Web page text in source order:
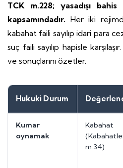
TCK m.228; yasadışı
kapsamındadır. Her iki
kabahat faili sayılıp idari para
suç faili sayılıp hapisle
ve sonuçlarını özetler.
Hukuki Durum
Kumar
oynamak
Kabahat
m.34)